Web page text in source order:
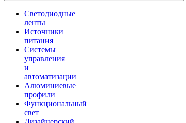
Светодиодные
ленты
Источники
питания
Системы
управления
и
автоматизации
Алюминиевые
профили
Функциональный
свет